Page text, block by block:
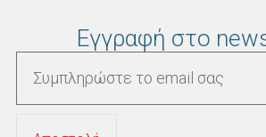
Εγγραφή στο